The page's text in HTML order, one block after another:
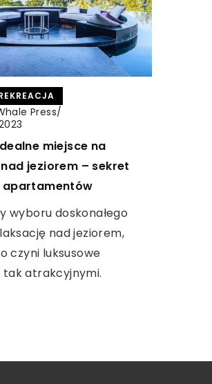
Press/
zwiększyć konwersję w
na platformie
w sklepie
bazującym na Shopify
UX, analityce i
Press/
miejsce na
jeziorem – sekret
apartamentów
wyboru doskonałego
nad jeziorem,
czyni luksusowe
atrakcyjnymi.
Press/
suplement
masy
który wspomoże
i pomoże w zbudowaniu
mięśniowej dzięki
poradom i